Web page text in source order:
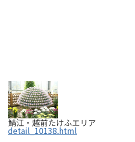
鯖江・越前たけふエリア
detail_10138.html